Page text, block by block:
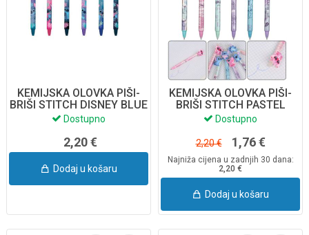
KEMIJSKA OLOVKA PIŠI-
BRIŠI STITCH DISNEY BLUE
54908PTR
Dostupno
2,20 €
Dodaj u košaru
KEMIJSKA OLOVKA PIŠI-
BRIŠI STITCH PASTEL
DISNEY FASHION
78294PTR
Dostupno
2,20 € 1,76 €
Najniža cijena u zadnjih 30 dana:
2,20 €
Dodaj u košaru